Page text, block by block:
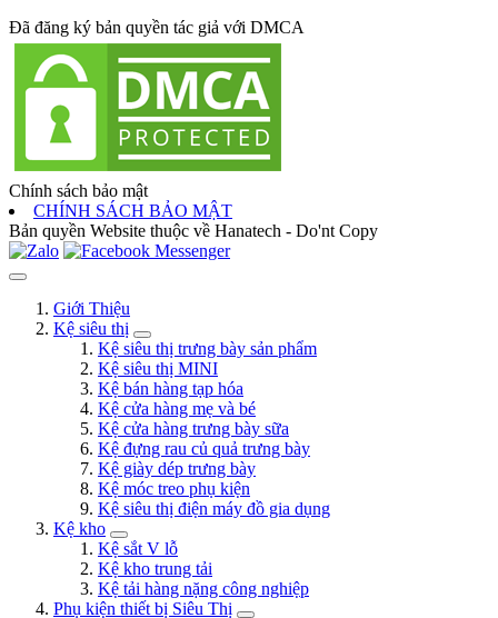
Đã đăng ký bản quyền tác giả với DMCA
Chính sách bảo mật
CHÍNH SÁCH BẢO MẬT
Bản quyền Website thuộc về Hanatech - Do'nt Copy
Giới Thiệu
Kệ siêu thị
Kệ siêu thị trưng bày sản phẩm
Kệ siêu thị MINI
Kệ bán hàng tạp hóa
Kệ cửa hàng mẹ và bé
Kệ cửa hàng trưng bày sữa
Kệ đựng rau củ quả trưng bày
Kệ giày dép trưng bày
Kệ móc treo phụ kiện
Kệ siêu thị điện máy đồ gia dụng
Kệ kho
Kệ sắt V lỗ
Kệ kho trung tải
Kệ tải hàng nặng công nghiệp
Phụ kiện thiết bị Siêu Thị